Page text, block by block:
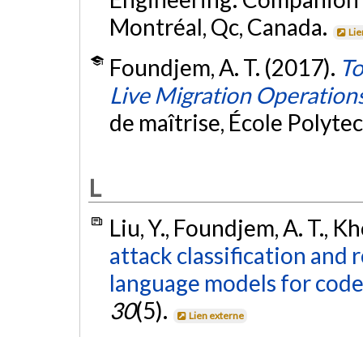
Montréal, Qc, Canada.
Foundjem, A. T. (2017).
Live Migration
de maîtrise, École
L
Liu, Y., Foundjem, A. T.,
attack classification and
language models for
30(5). Lien externe